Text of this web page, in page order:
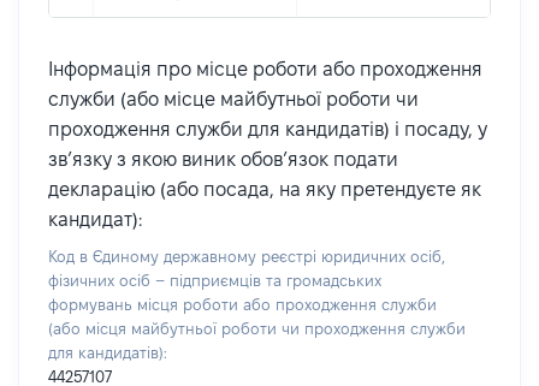
Інформація про місце роботи або проходження
служби (або місце майбутньої роботи чи
проходження служби для кандидатів) і посаду, у
зв’язку з якою виник обов’язок подати
декларацію (або посада, на яку претендуєте як
кандидат):
Код в Єдиному державному реєстрі юридичних осіб,
фізичних осіб – підприємців та громадських
формувань місця роботи або проходження служби
(або місця майбутньої роботи чи проходження служби
для кандидатів):
44257107